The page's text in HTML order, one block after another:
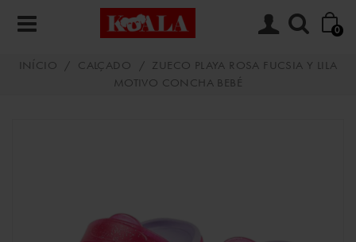
0
INÍCIO / CALÇADO /
ZUECO PLAYA ROSA FUCSIA Y LILA
MOTIVO CONCHA BEBÉ